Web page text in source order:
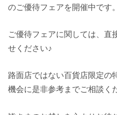
のご優待フェアを開催中です。
ご優待フェアに関しては、直
せください♪
路面店ではない百貨店限定の
機会に是非参考までご相談く